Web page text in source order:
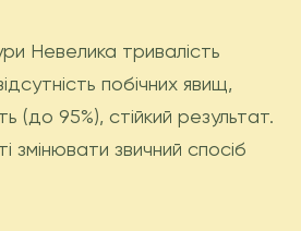
Невелика тривалість
побічних явищ,
(до 95%), стійкий результат.
змінювати звичний спосіб